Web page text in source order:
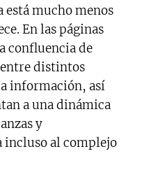
mucho menos
En las páginas
confluencia de
distintos
información, así
a una dinámica
y
incluso al complejo